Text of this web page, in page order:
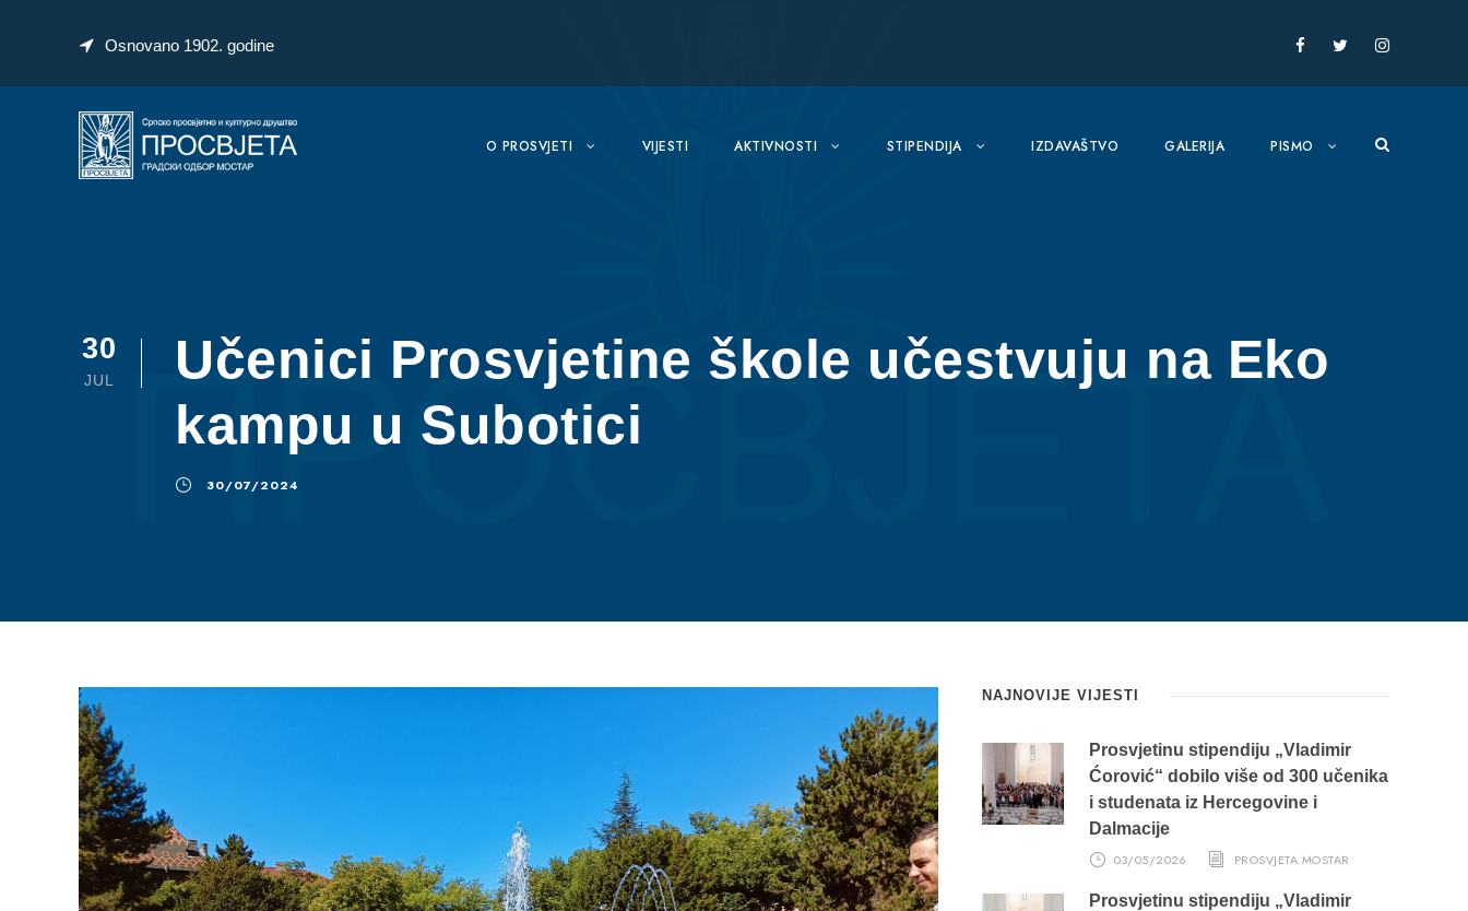
Osnovano 1902. godine
O PROSVJETI VIJESTI AKTIVNOSTI STIPENDIJA IZDAVAŠTVO GALERIJA PISMO
30
JUL
Učenici Prosvjetine škole učestvuju na Eko
kampu u Subotici
30/07/2024
NAJNOVIJE VIJESTI
Prosvjetinu stipendiju „Vladimir
Ćorović“ dobilo više od 300 učenika
i studenata iz Hercegovine i
Dalmacije
03/05/2026 PROSVJETA MOSTAR
Prosvjetinu stipendiju „Vladimir